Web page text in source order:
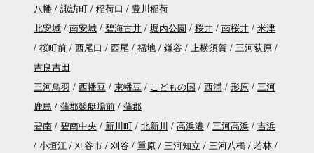
八幡
諏訪町 稲荷口
豊川稲荷
北安城
南安城 碧海古井 堀内公園 桜井 南桜井
米津
桜町前
西尾口 西尾 福地 鎌谷 上横須賀
三河荻原
吉良吉田
三河鳥羽
西幡豆 東幡豆 こどもの国 西浦 形原
三河
鹿島
蒲郡競艇場前
蒲郡
碧南
碧南中央 新川町 北新川 高浜港 三河高浜
吉浜
小垣江
刈谷市 刈谷 重原 三河知立 三河八橋
若林